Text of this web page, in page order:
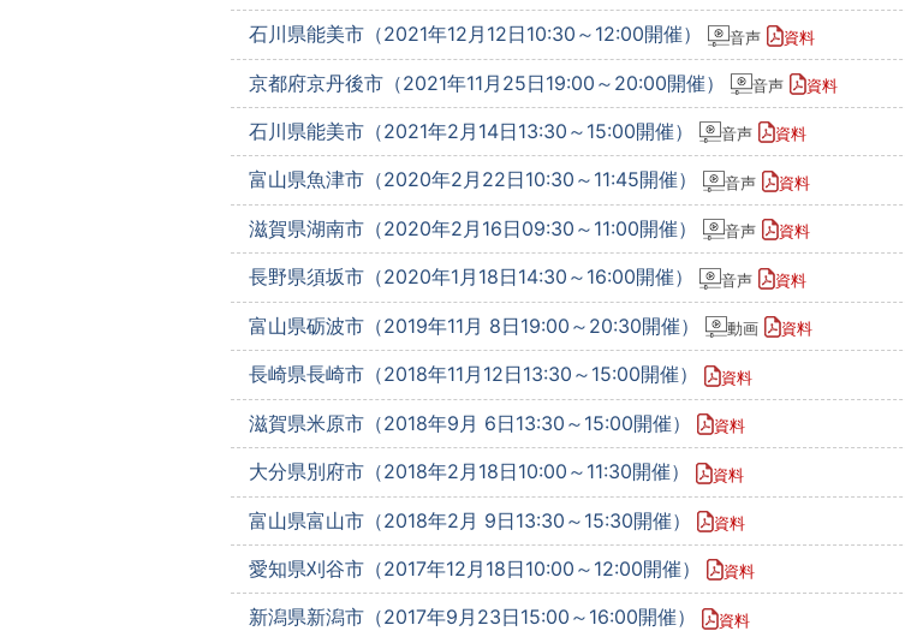
石川県能美市（2021年12月12日10:30～12:00開催） 音声 資料
京都府京丹後市（2021年11月25日19:00～20:00開催） 音声 資料
石川県能美市（2021年2月14日13:30～15:00開催） 音声 資料
富山県魚津市（2020年2月22日10:30～11:45開催） 音声 資料
滋賀県湖南市（2020年2月16日09:30～11:00開催） 音声 資料
長野県須坂市（2020年1月18日14:30～16:00開催） 音声 資料
富山県砺波市（2019年11月 8日19:00～20:30開催） 動画 資料
長崎県長崎市（2018年11月12日13:30～15:00開催） 資料
滋賀県米原市（2018年9月 6日13:30～15:00開催） 資料
大分県別府市（2018年2月18日10:00～11:30開催） 資料
富山県富山市（2018年2月 9日13:30～15:30開催） 資料
愛知県刈谷市（2017年12月18日10:00～12:00開催） 資料
新潟県新潟市（2017年9月23日15:00～16:00開催） 資料